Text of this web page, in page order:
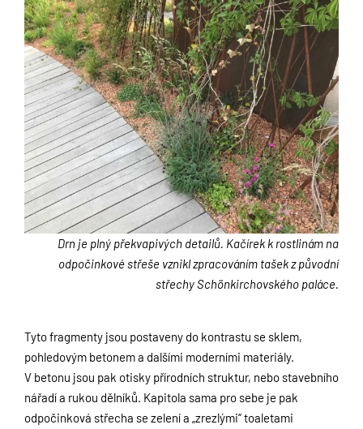
Drn je plný překvapivých detailů. Kačírek k rostlinám na
odpočinkové střeše vznikl zpracováním tašek z původní
střechy Schönkirchovského paláce.
Tyto fragmenty jsou postaveny do kontrastu se sklem,
pohledovým betonem a dalšími moderními materiály.
V betonu jsou pak otisky přírodních struktur, nebo stavebního
nářadí a rukou dělníků. Kapitola sama pro sebe je pak
odpočinková střecha se zelení a „zrezlými“ toaletami